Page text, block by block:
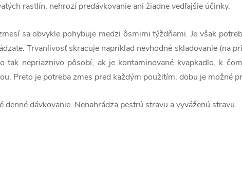
rastlín, nehrozí predávkovanie ani žiadne vedľajšie účinky.
sa obvykle pohybuje medzi ôsmimi týždňami. Je však
Trvanlivosť skracuje napríklad nevhodné skladovanie (na
tak nepriaznivo pôsobí, ak je kontaminované kvapkadlo, k
Preto je potreba zmes pred každým použitím. dobu je možné
denné dávkovanie. Nenahrádza pestrú stravu a vyváženú stravu.